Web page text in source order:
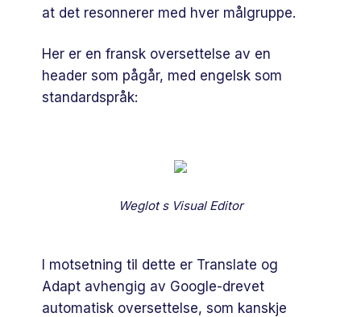
at det resonnerer med hver målgruppe.
Her er en fransk oversettelse av en
header som pågår, med engelsk som
standardspråk:
Weglot s Visual Editor
I motsetning til dette er Translate og
Adapt avhengig av Google-drevet
automatisk oversettelse, som kanskje